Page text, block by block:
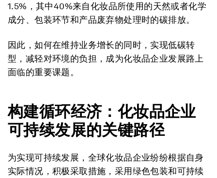
1.5%，其中40%来自化妆品所使用的天然或者化学
成分、包装环节和产品废弃物处理时的碳排放。
因此，如何在维持业务增长的同时，实现低碳转
型，减轻对环境的负担，成为化妆品企业发展路上
面临的重要课题。
构建循环经济：化妆品企业
可持续发展的关键路径
为实现可持续发展，全球化妆品企业纷纷根据自身
实际情况，积极采取措施，采用绿色包装和可持续